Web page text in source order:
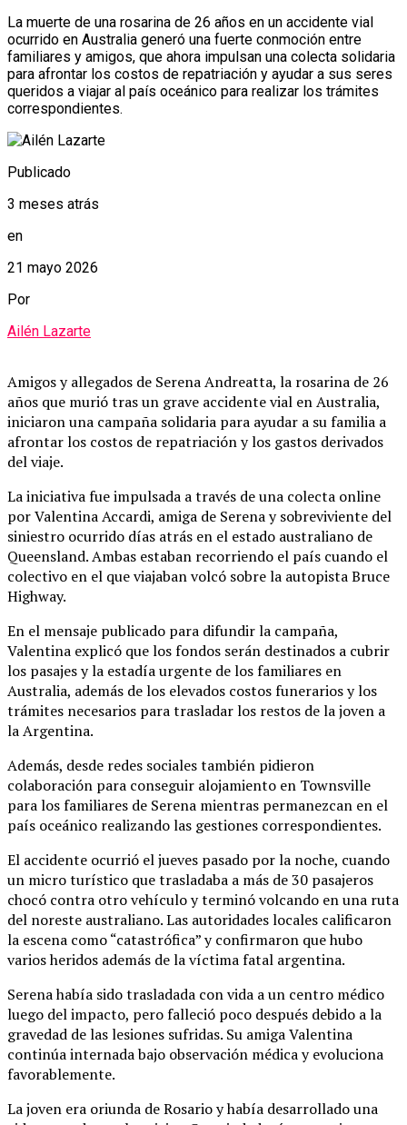
La muerte de una rosarina de 26 años en un accidente vial
ocurrido en Australia generó una fuerte conmoción entre
familiares y amigos, que ahora impulsan una colecta solidaria
para afrontar los costos de repatriación y ayudar a sus seres
queridos a viajar al país oceánico para realizar los trámites
correspondientes.
Publicado
3 meses atrás
en
21 mayo 2026
Por
Ailén Lazarte
Amigos y allegados de Serena Andreatta, la rosarina de 26
años que murió tras un grave accidente vial en Australia,
iniciaron una campaña solidaria para ayudar a su familia a
afrontar los costos de repatriación y los gastos derivados
del viaje.
La iniciativa fue impulsada a través de una colecta online
por Valentina Accardi, amiga de Serena y sobreviviente del
siniestro ocurrido días atrás en el estado australiano de
Queensland. Ambas estaban recorriendo el país cuando el
colectivo en el que viajaban volcó sobre la autopista Bruce
Highway.
En el mensaje publicado para difundir la campaña,
Valentina explicó que los fondos serán destinados a cubrir
los pasajes y la estadía urgente de los familiares en
Australia, además de los elevados costos funerarios y los
trámites necesarios para trasladar los restos de la joven a
la Argentina.
Además, desde redes sociales también pidieron
colaboración para conseguir alojamiento en Townsville
para los familiares de Serena mientras permanezcan en el
país oceánico realizando las gestiones correspondientes.
El accidente ocurrió el jueves pasado por la noche, cuando
un micro turístico que trasladaba a más de 30 pasajeros
chocó contra otro vehículo y terminó volcando en una ruta
del noreste australiano. Las autoridades locales calificaron
la escena como “catastrófica” y confirmaron que hubo
varios heridos además de la víctima fatal argentina.
Serena había sido trasladada con vida a un centro médico
luego del impacto, pero falleció poco después debido a la
gravedad de las lesiones sufridas. Su amiga Valentina
continúa internada bajo observación médica y evoluciona
favorablemente.
La joven era oriunda de Rosario y había desarrollado una